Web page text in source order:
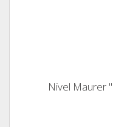
Nivel Maurer